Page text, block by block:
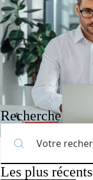
Recherche
Les plus récents